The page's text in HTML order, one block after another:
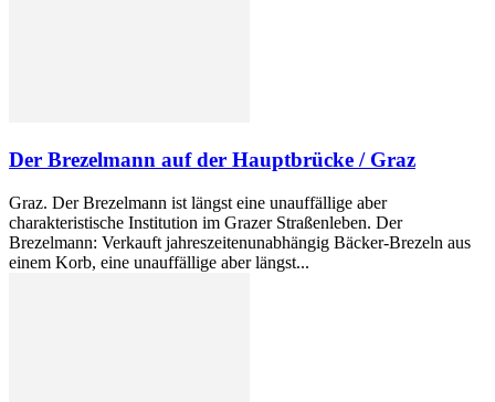
Der Brezelmann auf der Hauptbrücke / Graz
Graz. Der Brezelmann ist längst eine unauffällige aber
charakteristische Institution im Grazer Straßenleben. Der
Brezelmann: Verkauft jahreszeitenunabhängig Bäcker-Brezeln aus
einem Korb, eine unauffällige aber längst...